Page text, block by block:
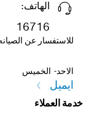
الهاتف:
16716
للاستفسار عن
الاحد- الخميس
ايميل
خدمة العملاء